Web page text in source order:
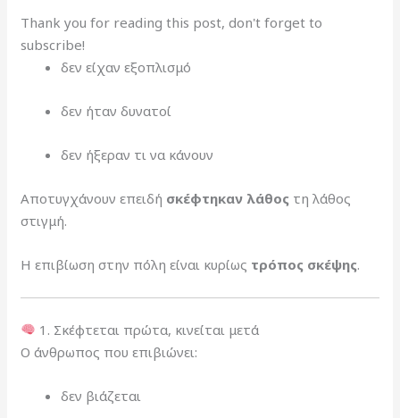
Thank you for reading this post, don't forget to
subscribe!
δεν είχαν εξοπλισμό
δεν ήταν δυνατοί
δεν ήξεραν τι να κάνουν
Αποτυγχάνουν επειδή σκέφτηκαν λάθος τη λάθος
στιγμή.
Η επιβίωση στην πόλη είναι κυρίως τρόπος σκέψης.
1. Σκέφτεται πρώτα, κινείται μετά
Ο άνθρωπος που επιβιώνει:
δεν βιάζεται